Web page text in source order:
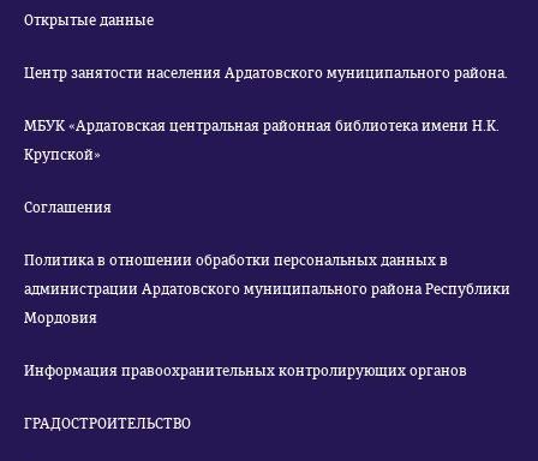
Открытые данные
Центр занятости населения Ардатовского муниципального района.
МБУК «Ардатовская центральная районная библиотека имени Н.К.
Крупской»
Соглашения
Политика в отношении обработки персональных данных в
администрации Ардатовского муниципального района Республики
Мордовия
Информация правоохранительных контролирующих органов
ГРАДОСТРОИТЕЛЬСТВО